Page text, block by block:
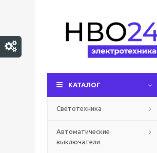
КАТАЛОГ
Светотехника
Автоматические
выключатели